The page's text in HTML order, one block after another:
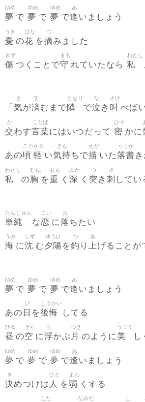
夢
ゆめ
で 夢
ゆめ
で 夢
ゆめ
で逢
あ
いましょう
憂
うき
の花
はな
を摘
つ
みました
傷
きず
つくことで守
まも
れていたなら 私
わたし
「 気
き
が済
す
むまで 隣
となり
で泣
な
き 叫
さけ
べば
交
か
わす言葉
ことば
にはいつだって 密
ひそ
かに
あの頃
ころ
軽
かる
い気持
きも
ちで描
えが
いた落書
らくが
私
わたし
の胸
むね
を重
おも
く 深
ふか
く 突
つ
き 刺
さ
してい
単純
たんじゅん
な恋
こい
に落
お
ちたい
海
うみ
に沈
しず
む夕陽
ゆうひ
を釣
つ
り 上
あ
げること
夢
ゆめ
で 夢
ゆめ
で 夢
ゆめ
で逢
あ
いましょう
あの 日
ひ
を後悔
こうかい
してる
昼
ひる
の空
そら
に浮
う
かぶ 月
つき
のように美
うつく
し
夢
ゆめ
で 夢
ゆめ
で 夢
ゆめ
で逢
あ
いましょう
決
き
めつけは 人
ひと
を弱
よわ
くする
こた なみだ こ